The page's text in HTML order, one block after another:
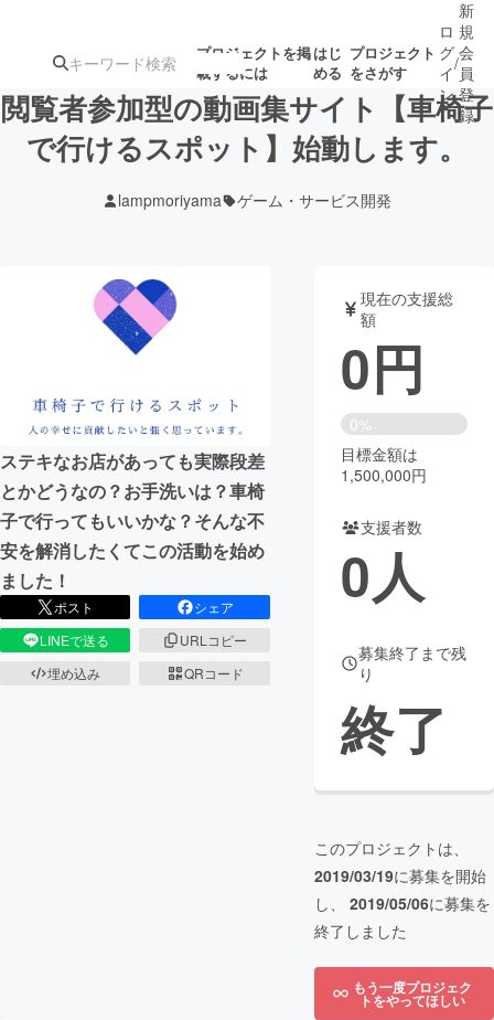
プロジェクトを掲
載するには
はじ
める
プロジェクト
をさがす
ターン
ジェクト
ロジェクト
アート・写真 音楽
テクノロジー・ガジェット ゲーム・サ
映像・映画 書籍・雑誌
ビジネス・起業 チャレンジ
まちづくり・地域活性化
CAMPFIRE for Social Good CAMPFIRE Creation
CAMPFIREふるさと納税
ロ
グ
イ
ン
/
新
規
会
員
登
録
閲覧者参加型の動画集サイト【車椅子
で行けるスポット】始動します。
lampmoriyama ゲーム・サービス開発
ステキなお店があっても実際段差
とかどうなの？お手洗いは？車椅
子で行ってもいいかな？そんな不
安を解消したくてこの活動を始め
ました！
ポスト
シェア
LINEで送る
URLコピー
埋め込み
QRコード
現在の支援総
額
0円
0%
目標金額は
1,500,000円
支援者数
0人
募集終了まで残
り
終了
このプロジェクトは、
2019/03/19に募集を開始
し、 2019/05/06に募集を
終了しました
もう一度プロジェク
トをやってほしい